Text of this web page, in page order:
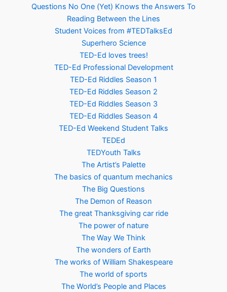
Questions No One (Yet) Knows the Answers To
Reading Between the Lines
Student Voices from #TEDTalksEd
Superhero Science
TED-Ed loves trees!
TED-Ed Professional Development
TED-Ed Riddles Season 1
TED-Ed Riddles Season 2
TED-Ed Riddles Season 3
TED-Ed Riddles Season 4
TED-Ed Weekend Student Talks
TEDEd
TEDYouth Talks
The Artist’s Palette
The basics of quantum mechanics
The Big Questions
The Demon of Reason
The great Thanksgiving car ride
The power of nature
The Way We Think
The wonders of Earth
The works of William Shakespeare
The world of sports
The World’s People and Places